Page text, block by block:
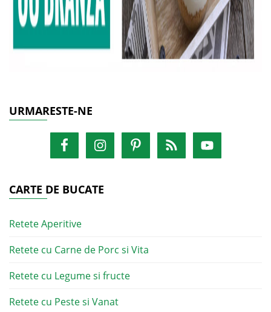
URMARESTE-NE
CARTE DE BUCATE
Retete Aperitive
Retete cu Carne de Porc si Vita
Retete cu Legume si fructe
Retete cu Peste si Vanat